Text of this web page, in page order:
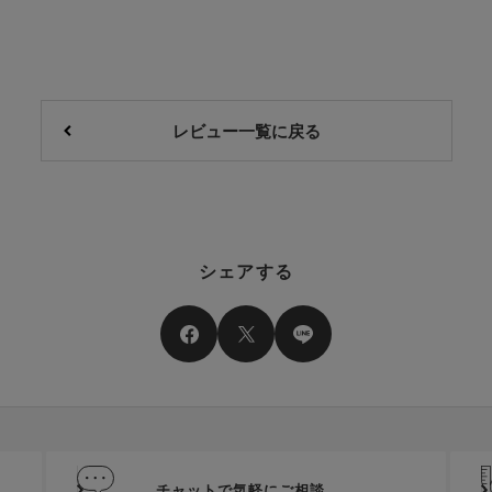
レビュー一覧に戻る
シェアする